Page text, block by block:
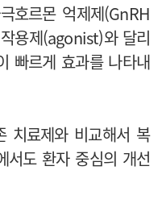
호르몬 억제제(GnRH
용제(agonist)와 달리
빠르게 효과를 나타내
치료제와 비교해서 복
서도 환자 중심의 개선